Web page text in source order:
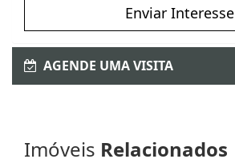
Enviar Interesse
AGENDE UMA VISITA
Imóveis Relacionados